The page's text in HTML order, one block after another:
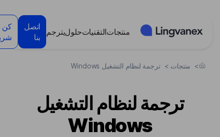
منتجاتالتقنياتحلوليترجم
اتصل
بنا
كن
> منتجات > ترجمة لنظام التشغيل Windows
ترجمة لنظام التشغيل
Windows